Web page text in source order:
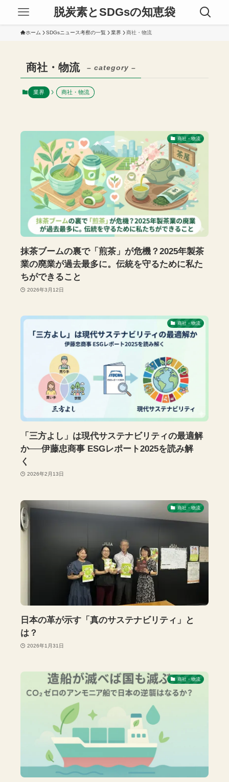
脱炭素とSDGsの知恵袋
ホーム SDGsニュース考察の一覧 業界 商社・物流
商社・物流 – category –
業界 商社・物流
商社・物流
抹茶ブームの裏で「煎茶」が危機？2025年製茶
業の廃業が過去最多に。伝統を守るために私た
ちができること
2026年3月12日
商社・物流
「三方よし」は現代サステナビリティの最適解
か──伊藤忠商事 ESGレポート2025を読み解
く
2026年2月13日
商社・物流
日本の革が示す「真のサステナビリティ」と
は？
2026年1月31日
商社・物流